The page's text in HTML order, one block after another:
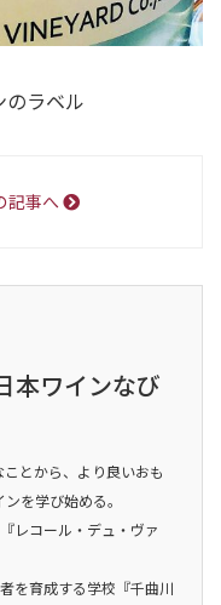
ラベル
記事へ
本ワインなび
とから、より良いおも
を学び始める。
レコール・デュ・ヴァ
を育成する学校『千曲川